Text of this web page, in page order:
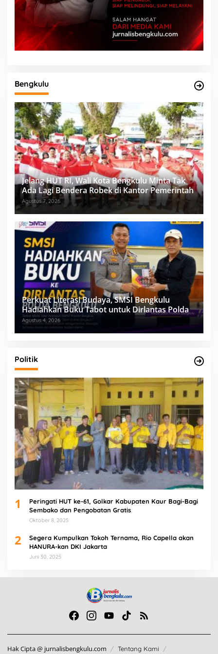
Bengkulu
Jelang HUT RI, Wali Kota Bengkulu Minta Tak
Ada Lagi Bendera Robek di Kantor Pemerintah
Agustus 7, 2026
Perkuat Literasi Budaya, SMSI Bengkulu
Hadiahkan Buku Tabot untuk Dirlantas Polda
Agustus 4, 2026
Politik
1
Peringati HUT ke-61, Golkar Kabupaten Kaur Bagi-Bagi
Sembako dan Pengobatan Gratis
Oktober 8, 2025
2
Segera Kumpulkan Tokoh Ternama, Rio Capella akan
HANURA-kan DKI Jakarta
Juni 30, 2025
Hak Cipta @ jurnalisbengkulu.com
Tentang Kami